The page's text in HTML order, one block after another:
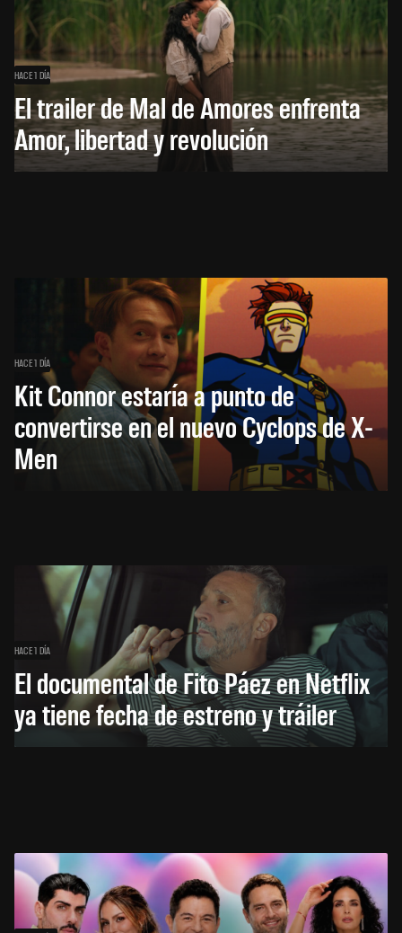
HACE 1 DÍA
El trailer de Mal de Amores enfrenta
Amor, libertad y revolución
HACE 1 DÍA
Kit Connor estaría a punto de
convertirse en el nuevo Cyclops de X-
Men
HACE 1 DÍA
El documental de Fito Páez en Netflix
ya tiene fecha de estreno y tráiler